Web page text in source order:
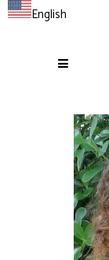
English